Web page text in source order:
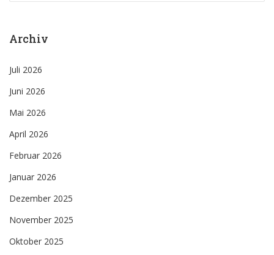
Archiv
Juli 2026
Juni 2026
Mai 2026
April 2026
Februar 2026
Januar 2026
Dezember 2025
November 2025
Oktober 2025